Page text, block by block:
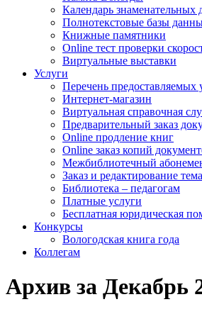
Календарь знаменательных
Полнотекстовые базы
Книжные памятники
Online тест проверки
Виртуальные выставки
Услуги
Перечень предоставляемых
Интернет-магазин
Виртуальная справочная
Предварительный заказ
Online продление книг
Online заказ копий
Межбиблиотечный
Заказ и редактирование
Библиотека – педагогам
Платные услуги
Бесплатная юридическая
Конкурсы
Вологодская книга года
Коллегам
Архив за Декабрь